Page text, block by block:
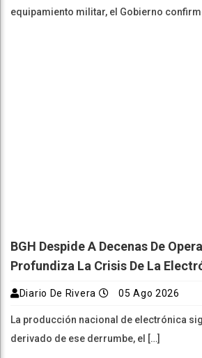
equipamiento militar, el Gobierno
BGH Despide A Decenas De
Profundiza La Crisis De La
Diario De Rivera 05 Ago 2026
La producción nacional de electrónica
derivado de ese derrumbe, el […]